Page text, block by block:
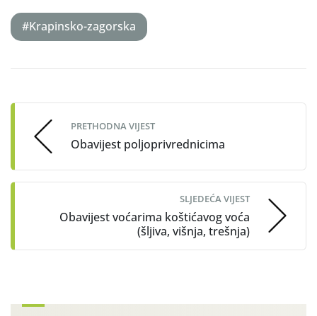
#Krapinsko-zagorska
navigation
PRETHODNA VIJEST
Obavijest poljoprivrednicima
SLJEDEĆA VIJEST
Obavijest voćarima koštićavog voća
(šljiva, višnja, trešnja)